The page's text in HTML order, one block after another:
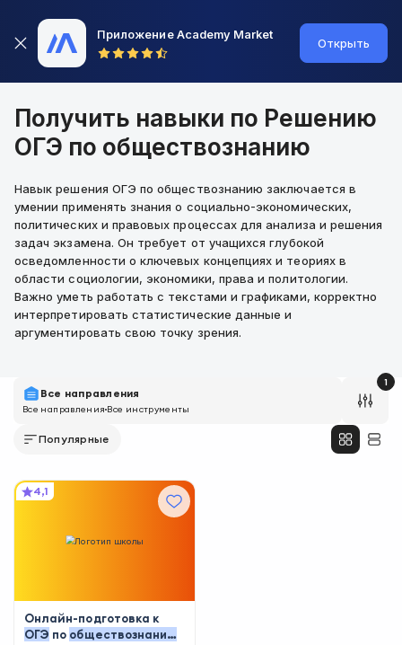
Приложение Academy Market
Открыть
Получить навыки по Решению
ОГЭ по обществознанию
Навык решения ОГЭ по обществознанию заключается в
умении применять знания о социально-экономических,
политических и правовых процессах для анализа и решения
задач экзамена. Он требует от учащихся глубокой
осведомленности о ключевых концепциях и теориях в
области социологии, экономики, права и политологии.
Важно уметь работать с текстами и графиками, корректно
интерпретировать статистические данные и
аргументировать свою точку зрения.
Все направления
Все направленияВсе инструменты
1
Популярные
4,1
Онлайн-подготовка к
ОГЭ по обществознанию